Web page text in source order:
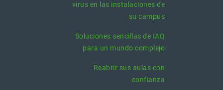
virus en las instalaciones de
su campus
Soluciones sencillas de IAQ
para un mundo complejo
Reabrir sus aulas con
confianza